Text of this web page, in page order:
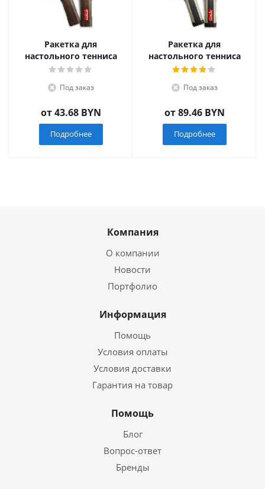
Ракетка для
настольного тенниса
Stаrt Line 400
Под заказ
от43.68 BYN
Подробнее
Ракетка для
настольного тенниса
Stаrt Line 500
Под заказ
от89.46 BYN
Подробнее
Компания
О компании
Новости
Портфолио
Информация
Помощь
Условия оплаты
Условия доставки
Гарантия на товар
Помощь
Блог
Вопрос-ответ
Бренды